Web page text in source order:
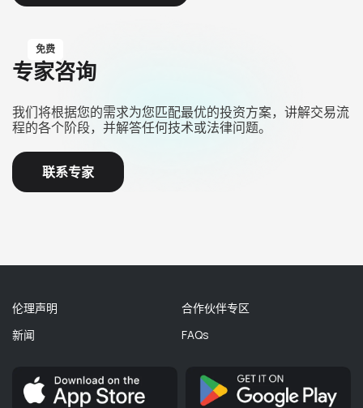
免费
专家咨询
我们将根据您的需求为您匹配最优的投资方案，讲解交易流
程的各个阶段，并解答任何技术或法律问题。
联系专家
伦理声明
新闻
合作伙伴专区
FAQs